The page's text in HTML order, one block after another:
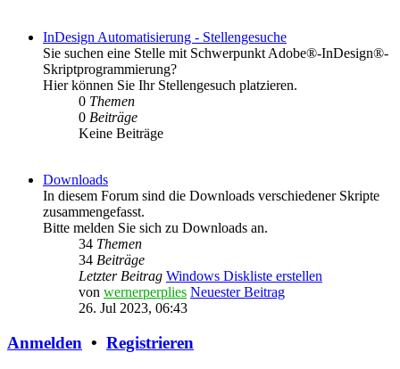
InDesign Automatisierung - Stellengesuche
Sie suchen eine Stelle mit Schwerpunkt Adobe®-InDesign®-
Skriptprogrammierung?
Hier können Sie Ihr Stellengesuch platzieren.
0 Themen
0 Beiträge
Keine Beiträge
Downloads
In diesem Forum sind die Downloads verschiedener Skripte
zusammengefasst.
Bitte melden Sie sich zu Downloads an.
34 Themen
34 Beiträge
Letzter Beitrag Windows Diskliste erstellen
von wernerperplies Neuester Beitrag
26. Jul 2023, 06:43
Anmelden • Registrieren